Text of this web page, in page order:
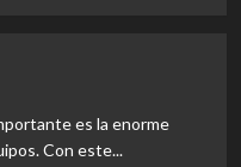
es la enorme
Con este...